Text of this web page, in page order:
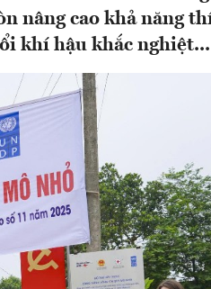
nâng cao khả năng
khí hậu khắc nghiệt...